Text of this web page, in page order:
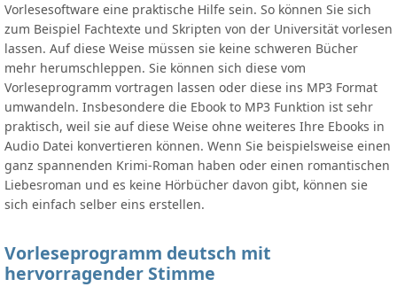
Vorlesesoftware eine praktische Hilfe sein. So können Sie sich
zum Beispiel Fachtexte und Skripten von der Universität vorlesen
lassen. Auf diese Weise müssen sie keine schweren Bücher
mehr herumschleppen. Sie können sich diese vom
Vorleseprogramm vortragen lassen oder diese ins MP3 Format
umwandeln. Insbesondere die Ebook to MP3 Funktion ist sehr
praktisch, weil sie auf diese Weise ohne weiteres Ihre Ebooks in
Audio Datei konvertieren können. Wenn Sie beispielsweise einen
ganz spannenden Krimi-Roman haben oder einen romantischen
Liebesroman und es keine Hörbücher davon gibt, können sie
sich einfach selber eins erstellen.
Vorleseprogramm deutsch mit
hervorragender Stimme